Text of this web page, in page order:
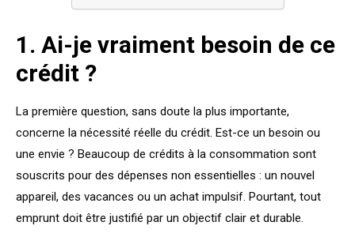
1. Ai-je vraiment besoin de ce
crédit ?
La première question, sans doute la plus importante,
concerne la nécessité réelle du crédit. Est-ce un besoin ou
une envie ? Beaucoup de crédits à la consommation sont
souscrits pour des dépenses non essentielles : un nouvel
appareil, des vacances ou un achat impulsif. Pourtant, tout
emprunt doit être justifié par un objectif clair et durable.